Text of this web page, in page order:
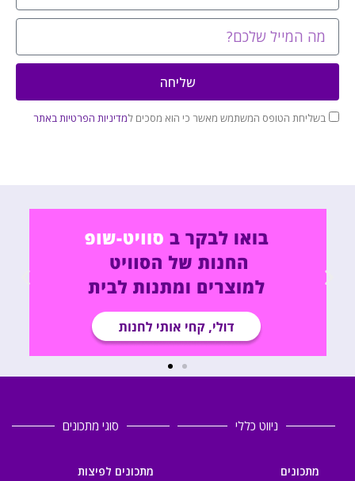
בשליחת הטופס המשתמש מאשר כי הוא מסכים למדיניות הפרטיות באתר
שליחה
ניווט כללי
מתכונים
סוגי מתכונים
מתכונים לפיצות